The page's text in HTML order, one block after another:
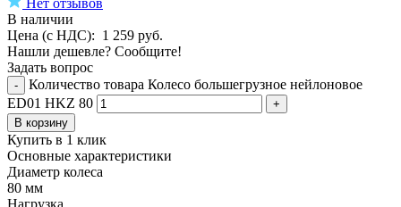
В наличии
Цена (с НДС): 1 259 руб.
Нашли дешевле? Сообщите!
Задать вопрос
-
Количество товара Колесо большегрузное нейлоновое
ED01 HKZ 80
+
В корзину
Купить в 1 клик
Основные характеристики
Диаметр колеса
80 мм
Нагрузка